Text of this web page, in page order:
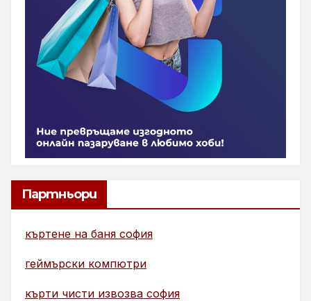
Партньори
къртене на баня софия
геймърски компютри
кърти чисти извозва софия